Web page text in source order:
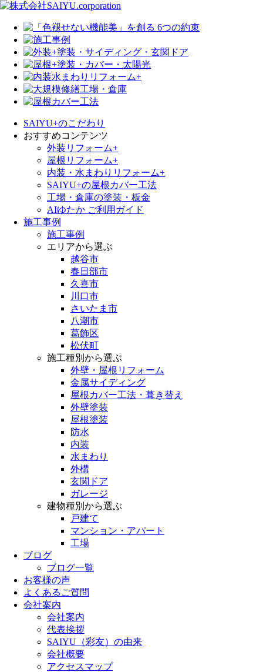
SAIYU+のこだわり
おすすめコンテンツ
外装リフォーム+
屋根リフォーム+
内装・水まわりリフォーム+
SAIYU+の屋根カバー工法
工場・倉庫の塗装・板金
AIゆたか ご利用ガイド
施工事例
施工事例
エリアから選ぶ
越谷市
春日部市
久喜市
川口市
さいたま市
八潮市
葛飾区
松伏町
施工種別から選ぶ
外壁・屋根リフォーム
金属サイディング
屋根カバー工法・葺き替え
外壁塗装
屋根塗装
防水
内装
水まわり
外構
玄関ドア
ガレージ
建物種別から選ぶ
戸建て
マンション・アパート
工場
ブログ
ブログ一覧
お客様の声
よくあるご質問
会社案内
会社案内
代表挨拶
SAIYU（彩友）の由来
会社概要
アクセスマップ